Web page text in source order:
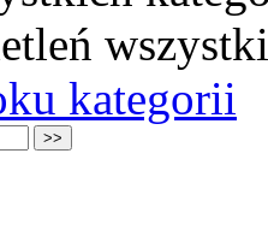
kategorii